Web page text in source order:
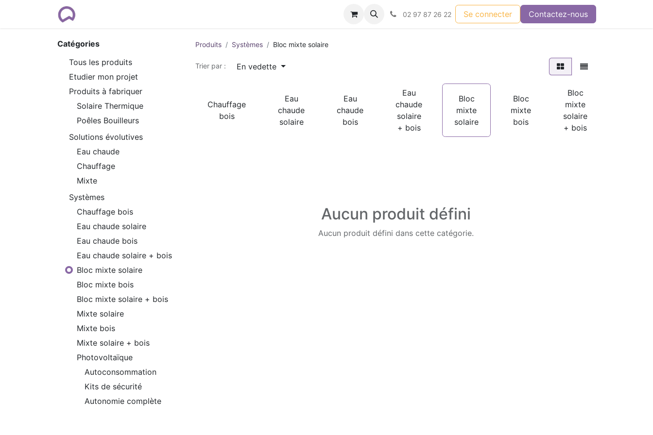
02 97 87 26 22 Se connecter Contactez-nous
Catégories
Tous les produits
Etudier mon projet
Produits à fabriquer
Solaire Thermique
Poêles Bouilleurs
Solutions évolutives
Eau chaude
Chauffage
Mixte
Systèmes
Chauffage bois
Eau chaude solaire
Eau chaude bois
Eau chaude solaire + bois
Bloc mixte solaire
Bloc mixte bois
Bloc mixte solaire + bois
Mixte solaire
Mixte bois
Mixte solaire + bois
Photovoltaïque
Autoconsommation
Kits de sécurité
Autonomie complète
Produits Systèmes Bloc mixte solaire
Trier par : En vedette
Chauffage
bois
Eau
chaude
solaire
Eau
chaude
bois
Eau
chaude
solaire
+ bois
Bloc
mixte
solaire
Bloc
mixte
bois
Bloc
mixte
solaire
+ bois
Aucun produit défini
Aucun produit défini dans cette catégorie.